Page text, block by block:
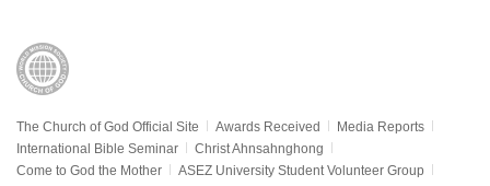
The Church of God Official Site Awards Received
Media Reports
International Bible Seminar
Christ Ahnsahnghong
Come to God the Mother
ASEZ University Student Volunteer Group